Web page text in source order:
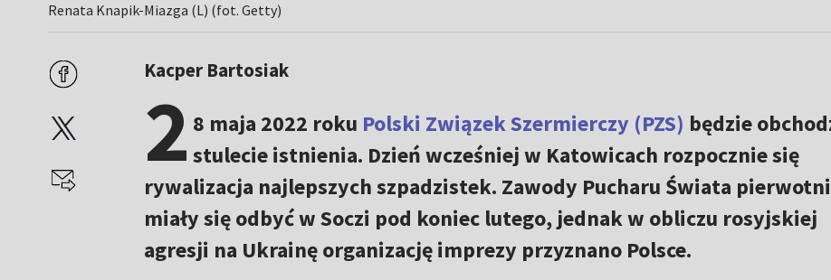
Renata Knapik-Miazga (L) (fot. Getty)
Kacper Bartosiak
2 8 maja 2022 roku Polski Związek Szermierczy (PZS) będzie
stulecie istnienia. Dzień wcześniej w Katowicach rozpocznie się
rywalizacja najlepszych szpadzistek. Zawody Pucharu Świata
miały się odbyć w Soczi pod koniec lutego, jednak w obliczu rosyjskiej
agresji na Ukrainę organizację imprezy przyznano Polsce.